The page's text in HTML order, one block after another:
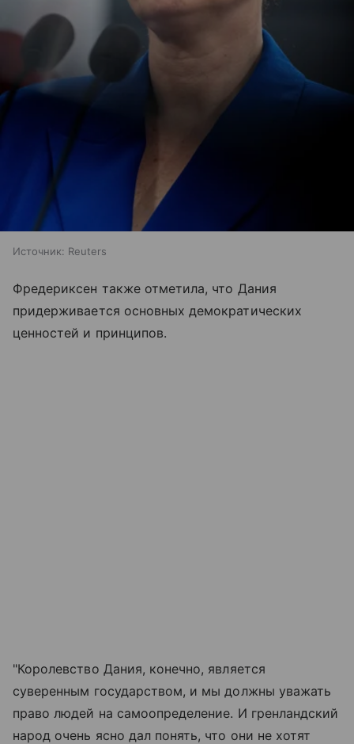
Источник: Reuters
Фредериксен также отметила, что Дания
придерживается основных демократических
ценностей и принципов.
"Королевство Дания, конечно, является
суверенным государством, и мы должны уважать
право людей на самоопределение. И гренландский
народ очень ясно дал понять, что они не хотят